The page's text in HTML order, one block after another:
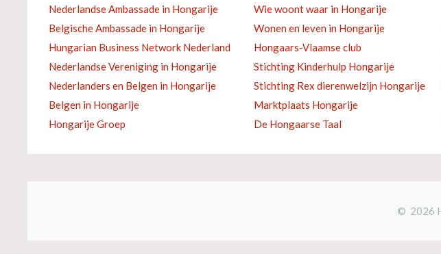
Nederlandse Ambassade in Hongarije Wie woont waar in Hongarije
Belgische Ambassade in Hongarije
Wonen en leven in Hongarije
Hungarian Business Network Nederland
Hongaars-Vlaamse club
Nederlandse Vereniging in Hongarije
Stichting Kinderhulp Hongarije
Nederlanders en Belgen in Hongarije
Stichting Rex dierenwelzijn Hongarije
Belgen in Hongarije
Marktplaats Hongarije
Hongarije Groep
De Hongaarse Taal
© 2026